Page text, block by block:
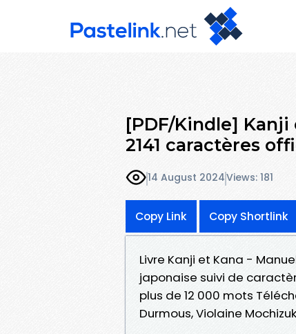
[PDF/Kindle]
2141 caractères
14 August 2024Views: 181
Copy Link Copy Shortlink
Livre Kanji et Kana -
japonaise suivi de
plus de 12 000 mots
Durmous, Violaine